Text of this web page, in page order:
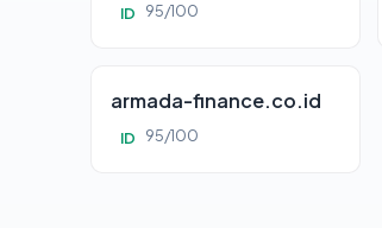
ID 95/100
armada-finance.co.id
ID 95/100